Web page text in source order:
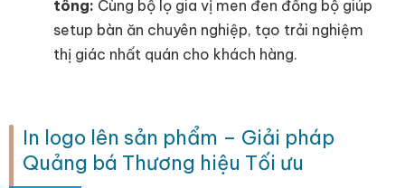
tông: Cùng bộ lọ gia vị men đen đồng bộ giúp
setup bàn ăn chuyên nghiệp, tạo trải nghiệm
thị giác nhất quán cho khách hàng.
In logo lên sản phẩm – Giải pháp
Quảng bá Thương hiệu Tối ưu